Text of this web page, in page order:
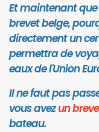
Et maintenant que
brevet belge,
directement un
permettra de
eaux de l'Union
Il ne faut pas
vous avezun
bateau.